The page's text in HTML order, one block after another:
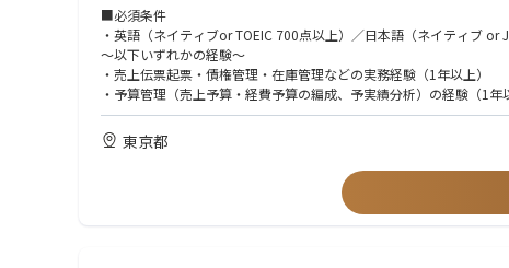
■配属先の魅力
ファイナンス本部の一員として、営業部門・開発部門と密接に連携
単なる数値管理に留まらず、経営戦略と販売戦略を結び付け、事業
また、CPO（パブリッシング統括責任者：Chief Publishing Officer
■本ポジションの魅力
と連携しながら最適な解決策を実現していくため、営業・ファイナ
また、ERP・CRMの導入や業務プロセス構築など、販売拡大に向け
経営指標や事業数値をもとに、経営層と近い距離で意思決定を支
■必須条件
・英語（ネイティブor TOEIC 700点以上）／日本語（ネイティブ or
～以下いずれかの経験～
・売上伝票起票・債権管理・在庫管理などの実務経験（1年以上）
・予算管理（売上予算・経費予算の編成、予実績分析）の経験（1年
・営業報告書などの報告資料の作成経験（1年以上）
・ERP／CRMなど販売に関わるシステム使用経験
・ERP／CRMなど販売に関わるシステム使用経験
東京都